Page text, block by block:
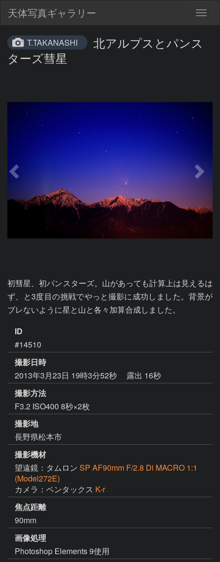
天体写真ギャラリー
T.TAKANASHI
北アルプスとパンス
ターズ彗星
初彗星、初パンスターズ。山があっても計算上は見えるは
ず、と3度目の挑戦でやっと撮影に成功しました。背景が
ブレないように星と山と各々加算合成しました。
ID
#14510
撮影日時
2013年3月23日 19時3分52秒
露出 16秒
撮影方法
F3.2 ISO400 8秒×2枚
撮影地
長野県松本市
撮影機材
望遠鏡：タムロン SP AF90mm F/2.8 Di MACRO 1:1
(Model272E)
カメラ：ペンタックス K-r
焦点距離
90mm
画像処理
Photoshop Elements 9使用